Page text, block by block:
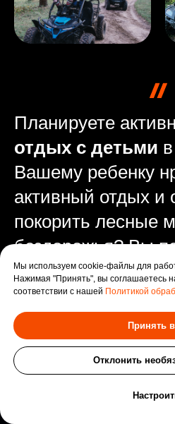
Оставить
Планируете
отдых с детьми
Вашему ребенку
активный отдых и
покорить лесные
бездорожья? Вы
В «Резиденции
Отдыха» вас ждёт
квадроциклов,
с полным
инструктажем и
безопасностью.
Мы используем cookie-файлы для
Нажимая "Принять", вы соглашаетесь
соответствии с нашей Политикой
Принять
Отклонить